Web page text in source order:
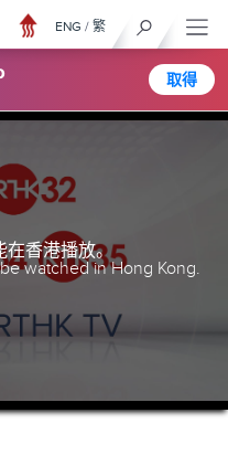
取得
ENG / 繁
在香港播放。
watched in Hong Kong.